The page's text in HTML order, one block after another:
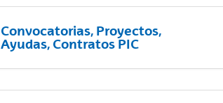
Convocatorias, Proyectos,
Ayudas, Contratos PIC